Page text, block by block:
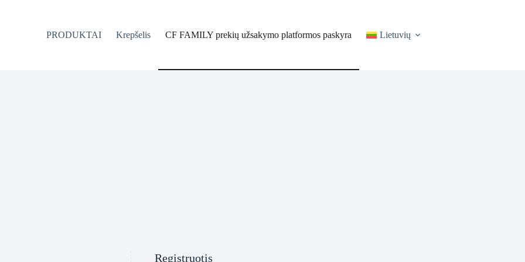
PRODUKTAI
Krepšelis CF FAMILY prekių užsakymo platformos paskyra Lietuvių
Registruotis